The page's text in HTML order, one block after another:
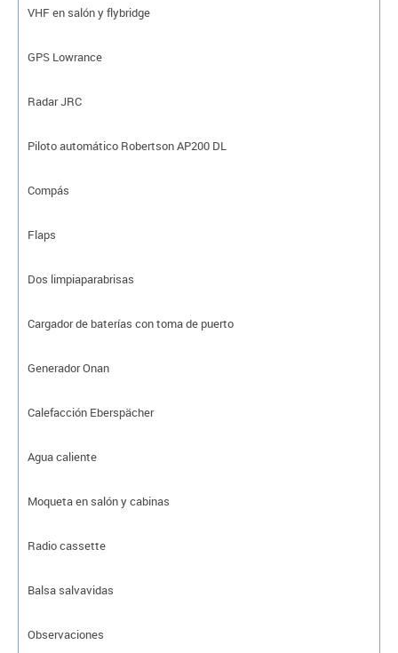
VHF en salón y flybridge
GPS Lowrance
Radar JRC
Piloto automático Robertson AP200 DL
Compás
Flaps
Dos limpiaparabrisas
Cargador de baterías con toma de puerto
Generador Onan
Calefacción Eberspächer
Agua caliente
Moqueta en salón y cabinas
Radio cassette
Balsa salvavidas
Observaciones